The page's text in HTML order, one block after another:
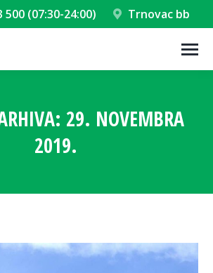
500 (07:30-24:00) Trnovac bb
29. NOVEMBRA
2019.